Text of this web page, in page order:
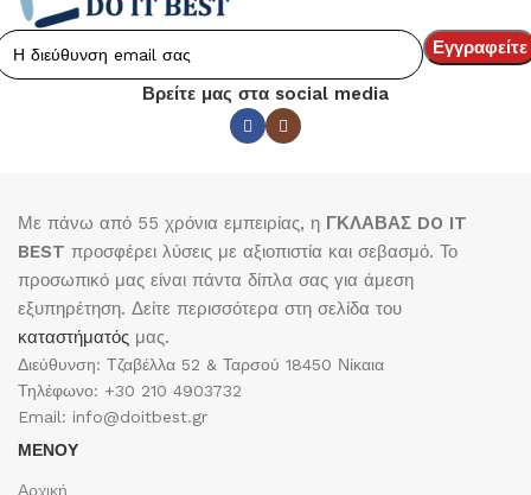
Βρείτε μας στα social media
Με πάνω από 55 χρόνια εμπειρίας, η ΓΚΛΑΒΑΣ DO IT
BEST προσφέρει λύσεις με αξιοπιστία και σεβασμό. Το
προσωπικό μας είναι πάντα δίπλα σας για άμεση
εξυπηρέτηση. Δείτε περισσότερα στη σελίδα του
καταστήματός μας.
Διεύθυνση: Τζαβέλλα 52 & Ταρσού 18450 Νίκαια
Τηλέφωνο: +30 210 4903732
Email: info@doitbest.gr
ΜΕΝΟΥ
Αρχική